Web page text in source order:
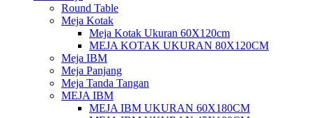
Round Table
Meja Kotak
Meja Kotak Ukuran 60X120cm
MEJA KOTAK UKURAN 80X120CM
Meja IBM
Meja Panjang
Meja Tanda Tangan
MEJA IBM
MEJA IBM UKURAN 60X180CM